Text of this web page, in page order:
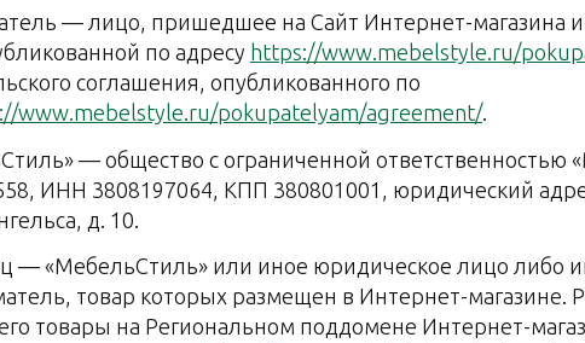
— лицо, пришедшее на Сайт Интернет-магазина
по адресу https://www.mebelstyle.ru/
соглашения, опубликованного по
www.mebelstyle.ru/pokupatelyam/agreement/.
— общество с ограниченной
ИНН 3808197064, КПП 380801001, юридический
д. 10.
— «МебельСтиль» или иное юридическое лицо либо
товар которых размещен в Интернет-магазине.
товары на Региональном поддомене Интернет-